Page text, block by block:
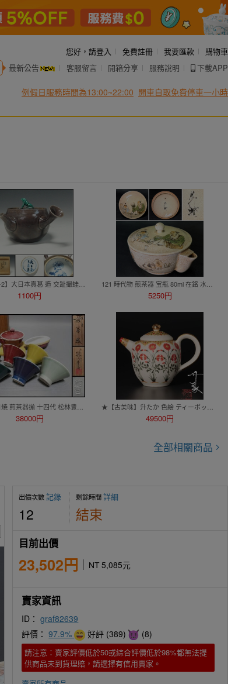
您好， 請登入 免費註冊 我要匯款
購物車
最新公告 客服留言 開箱分享 服務說明 下載APP
例假日服務時間為13:00~22:00 開車自取免費停車一小時
【260802-2】大日本真葛 造 交趾撮蛙見込菊画急須 蓋裏に「大日本真葛造」銘有り 箱付 煎茶道具
1100円 5250円
38000円 49500円
全部相關商品
出價次數記錄
12
剩餘時間詳細
結束
目前出價
23,502円 NT 5,085元
賣家資訊
ID：graf82639
評價：97.9% 好評 (389) (8)
請注意：賣家評價低於50或綜合評價低於98%都無法提
供商品未到貨理賠，請選擇有信用賣家。